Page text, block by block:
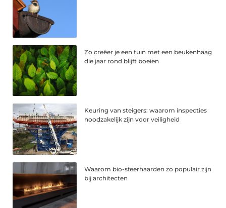
Zo creëer je een tuin met een beukenhaag
die jaar rond blijft boeien
Keuring van steigers: waarom inspecties
noodzakelijk zijn voor veiligheid
Waarom bio-sfeerhaarden zo populair zijn
bij architecten